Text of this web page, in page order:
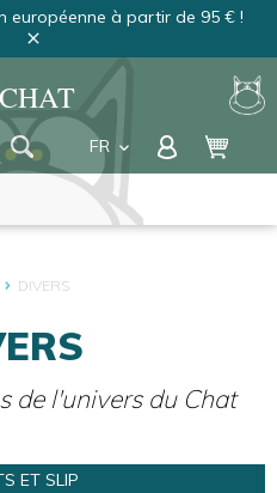
européenne à partir de 95 € !
close
FR keyboard_arrow_down
EN
NL
DIVERS
de l'univers du Chat
ET SLIP